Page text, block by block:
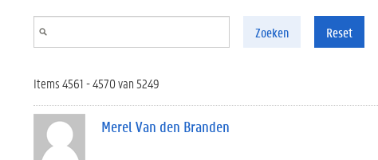
Zoeken Reset
Items 4561 - 4570 van 5249
Merel Van den Branden